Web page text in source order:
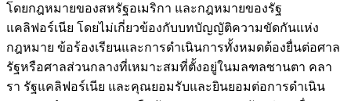
โดยกฎหมายของสหรัฐอเมริกา และกฎหมายของรัฐ
แคลิฟอร์เนีย โดยไม่เกี่ยวข้องกับบทบัญญัติความขัดกันแห่ง
กฎหมาย ข้อร้องเรียนและการดำเนินการทั้งหมดต้องยื่นต่อศาล
รัฐหรือศาลส่วนกลางที่เหมาะสมที่ตั้งอยู่ในมลฑลซานตา คลา
รา รัฐแคลิฟอร์เนีย และคุณยอมรับและยินยอมต่อการดำเนิน